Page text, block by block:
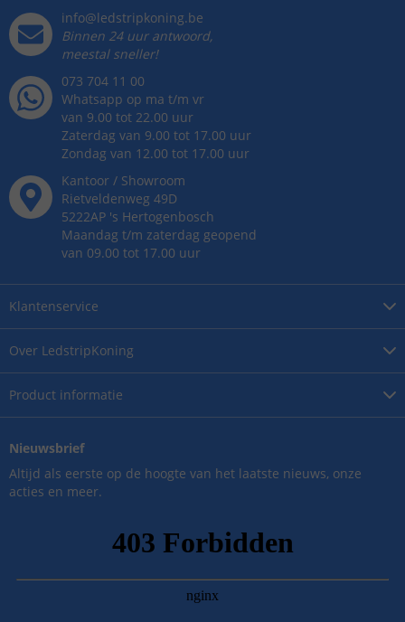
Over LedstripKoning
Product informatie
Klantenservice
info@ledstripkoning.be
Binnen 24 uur antwoord,
meestal sneller!
073 704 11 00
Whatsapp op ma t/m vr
van 9.00 tot 22.00 uur
Zaterdag van 9.00 tot 17.00 uur
Zondag van 12.00 tot 17.00 uur
Kantoor / Showroom
Rietveldenweg 49D
5222AP 's Hertogenbosch
Maandag t/m zaterdag geopend
van 09.00 tot 17.00 uur
Nieuwsbrief
Altijd als eerste op de hoogte van het laatste nieuws, onze
acties en meer.